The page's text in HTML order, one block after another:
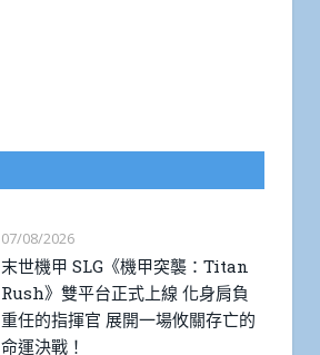
07/08/2026
末世機甲 SLG《機甲突襲：Titan
Rush》雙平台正式上線 化身肩負
重任的指揮官 展開一場攸關存亡的
命運決戰！